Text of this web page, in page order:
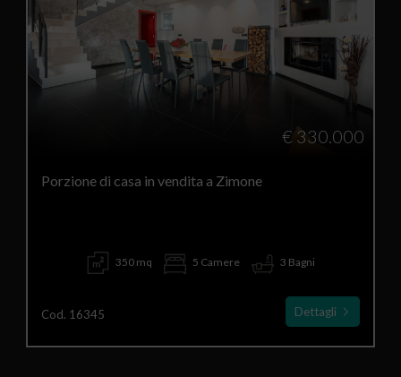
€ 330.000
Porzione di casa in vendita a Zimone
350 mq 5 Camere 3 Bagni
Cod. 16345 Dettagli